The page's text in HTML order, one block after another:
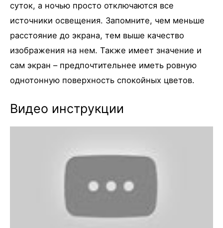
суток, а ночью просто отключаются все
источники освещения. Запомните, чем меньше
расстояние до экрана, тем выше качество
изображения на нем. Также имеет значение и
сам экран – предпочтительнее иметь ровную
однотонную поверхность спокойных цветов.
Видео инструкции